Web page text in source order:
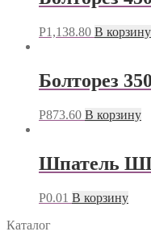
Р1,138.80 В корзину
Болторез
Р873.60 В корзину
Шпатель
Р0.01 В корзину
Каталог